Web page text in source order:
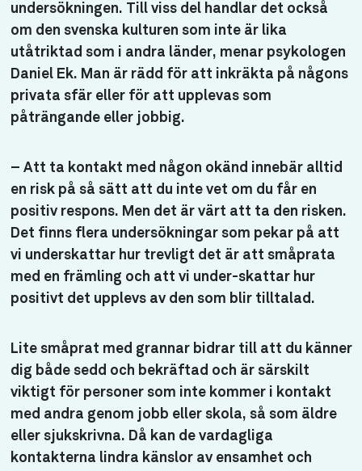
undersökningen. Till viss del handlar det också
om den svenska kulturen som inte är lika
utåtriktad som i andra länder, menar psykologen
Daniel Ek. Man är rädd för att inkräkta på någons
privata sfär eller för att upplevas som
påträngande eller jobbig.
– Att ta kontakt med någon okänd innebär alltid
en risk på så sätt att du inte vet om du får en
positiv respons. Men det är värt att ta den risken.
Det finns flera undersökningar som pekar på att
vi underskattar hur trevligt det är att småprata
med en främling och att vi under-skattar hur
positivt det upplevs av den som blir tilltalad.
Lite småprat med grannar bidrar till att du känner
dig både sedd och bekräftad och är särskilt
viktigt för personer som inte kommer i kontakt
med andra genom jobb eller skola, så som äldre
eller sjukskrivna. Då kan de vardagliga
kontakterna lindra känslor av ensamhet och